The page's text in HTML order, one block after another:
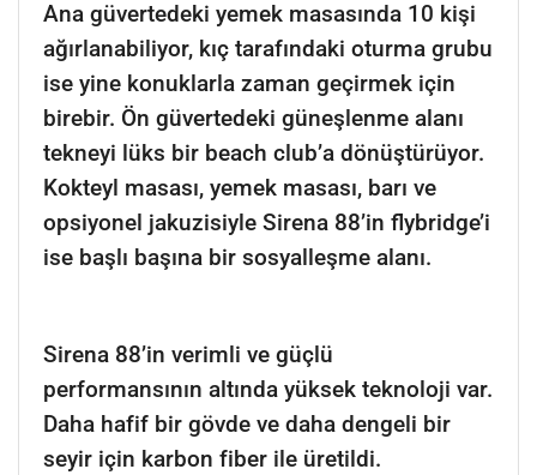
Ana güvertedeki yemek masasında 10 kişi
ağırlanabiliyor, kıç tarafındaki oturma grubu
ise yine konuklarla zaman geçirmek için
birebir. Ön güvertedeki güneşlenme alanı
tekneyi lüks bir beach club’a dönüştürüyor.
Kokteyl masası, yemek masası, barı ve
opsiyonel jakuzisiyle Sirena 88’in flybridge’i
ise başlı başına bir sosyalleşme alanı.
Sirena 88’in verimli ve güçlü
performansının altında yüksek teknoloji var.
Daha hafif bir gövde ve daha dengeli bir
seyir için karbon fiber ile üretildi.